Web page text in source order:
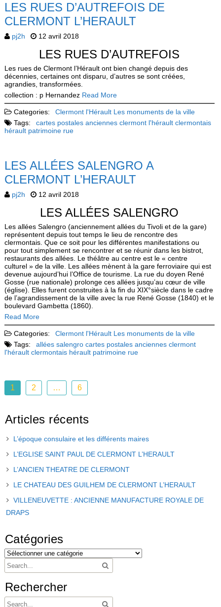
LES RUES D’AUTREFOIS DE
CLERMONT L’HERAULT
pj2h 12 avril 2018
LES RUES D’AUTREFOIS
Les rues de Clermont l’Hérault ont bien changé depuis des
décennies, certaines ont disparu, d’autres se sont créées,
agrandies, transformées.
collection : p Hernandez Read More
Categories: Clermont l'Hérault Les monuments de la ville
Tags:
cartes postales anciennes clermont l'hérault clermontais
hérault patrimoine rue
LES ALLÉES SALENGRO A
CLERMONT L’HERAULT
pj2h 12 avril 2018
LES ALLÉES SALENGRO
Les allées Salengro (anciennement allées du Tivoli et de la gare)
représentent depuis tout temps le lieu de rencontre des
clermontais. Que ce soit pour les différentes manifestations ou
pour tout simplement se rencontrer et se réunir dans les bistrot,
restaurants des allées. Le théâtre au centre est le « centre
culturel » de la ville. Les allées mènent à la gare ferroviaire qui est
devenue aujourd’hui l’Office de tourisme. La rue du doyen René
Gosse (rue nationale) prolonge ces allées jusqu’au cœur de ville
(église). Elles furent construites à la fin du XIX°siècle dans le cadre
de l’agrandissement de la ville avec la rue René Gosse (1840) et le
boulevard Gambetta (1860).
Read More
Categories: Clermont l'Hérault Les monuments de la ville
Tags:
allées salengro cartes postales anciennes clermont
l'hérault clermontais hérault patrimoine rue
1 2 … 6
Articles récents
L’époque consulaire et les différents maires
L’EGLISE SAINT PAUL DE CLERMONT L’HERAULT
L’ANCIEN THEATRE DE CLERMONT
LE CHATEAU DES GUILHEM DE CLERMONT L’HERAULT
VILLENEUVETTE : ANCIENNE MANUFACTURE ROYALE DE
DRAPS
Catégories
Rechercher